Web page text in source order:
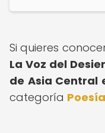
Si quieres
La Voz del
de Asia Central
categoría